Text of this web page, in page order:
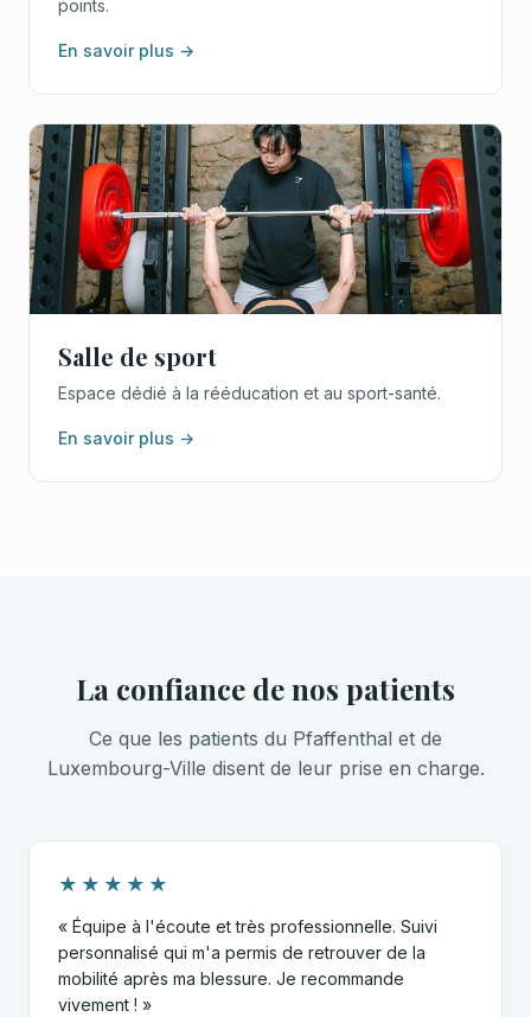
points.
En savoir plus →
Salle de sport
Espace dédié à la rééducation et au sport-santé.
En savoir plus →
La confiance de nos patients
Ce que les patients du Pfaffenthal et de
Luxembourg-Ville disent de leur prise en charge.
★★★★★
« Équipe à l'écoute et très professionnelle. Suivi
personnalisé qui m'a permis de retrouver de la
mobilité après ma blessure. Je recommande
vivement ! »